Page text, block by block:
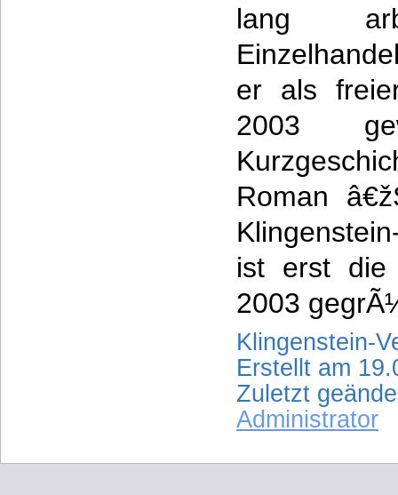
lang
er als
2003
Roman
ist erst die
2003
Klingenstein-
Erstellt am
Zuletzt
Administrator